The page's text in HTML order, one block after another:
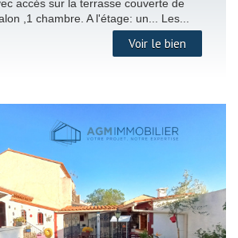
accés sur la terrasse couverte de
,1 chambre. A l'étage: un... Les...
Voir le bien